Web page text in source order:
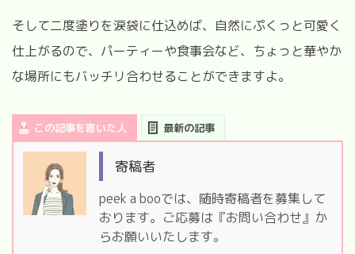
そして二度塗りを涙袋に仕込めば、自然にぷくっと可愛く
仕上がるので、パーティーや食事会など、ちょっと華やか
な場所にもバッチリ合わせることができますよ。
この記事を書いた人 最新の記事
寄稿者
peek a booでは、随時寄稿者を募集して
おります。ご応募は『お問い合わせ』か
らお願いいたします。